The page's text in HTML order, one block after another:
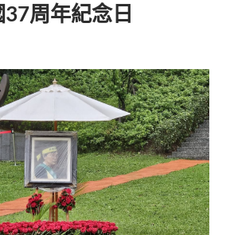
周年紀念日